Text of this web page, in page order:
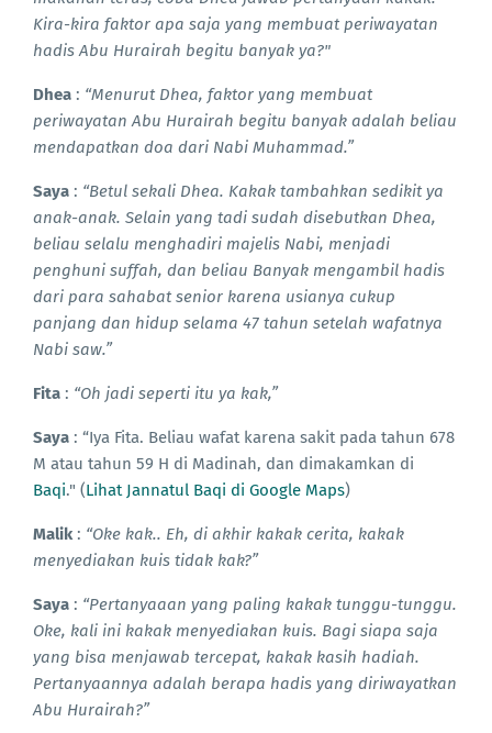
Kira-kira faktor apa saja yang membuat periwayatan
hadis Abu Hurairah begitu banyak ya?"
Dhea : “Menurut Dhea, faktor yang membuat
periwayatan Abu Hurairah begitu banyak adalah beliau
mendapatkan doa dari Nabi Muhammad.”
Saya : “Betul sekali Dhea. Kakak tambahkan sedikit ya
anak-anak. Selain yang tadi sudah disebutkan Dhea,
beliau selalu menghadiri majelis Nabi, menjadi
penghuni suffah, dan beliau Banyak mengambil hadis
dari para sahabat senior karena usianya cukup
panjang dan hidup selama 47 tahun setelah wafatnya
Nabi saw.”
Fita : “Oh jadi seperti itu ya kak,”
Saya : “Iya Fita. Beliau wafat karena sakit pada tahun 678
M atau tahun 59 H di Madinah, dan dimakamkan di
Baqi." (Lihat Jannatul Baqi di Google Maps)
Malik: “Oke kak.. Eh, di akhir kakak cerita, kakak
menyediakan kuis tidak kak?”
Saya : “Pertanyaaan yang paling kakak tunggu-tunggu.
Oke, kali ini kakak menyediakan kuis. Bagi siapa saja
yang bisa menjawab tercepat, kakak kasih hadiah.
Pertanyaannya adalah berapa hadis yang diriwayatkan
Abu Hurairah?”